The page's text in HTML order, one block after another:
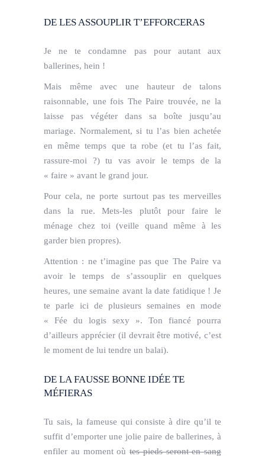
DE LES ASSOUPLIR T’EFFORCERAS
Je ne te condamne pas pour autant aux
ballerines, hein !
Mais même avec une hauteur de talons
raisonnable, une fois The Paire trouvée, ne la
laisse pas végéter dans sa boîte jusqu’au
mariage. Normalement, si tu l’as bien achetée
en même temps que ta robe (et tu l’as fait,
rassure-moi ?) tu vas avoir le temps de la
« faire » avant le grand jour.
Pour cela, ne porte surtout pas tes merveilles
dans la rue. Mets-les plutôt pour faire le
ménage chez toi (veille quand même à les
garder bien propres).
Attention : ne t’imagine pas que The Paire va
avoir le temps de s’assouplir en quelques
heures, une semaine avant la date fatidique ! Je
te parle ici de plusieurs semaines en mode
« Fée du logis sexy ». Ton fiancé pourra
d’ailleurs apprécier (il devrait être motivé,c’est
le moment de lui tendre un balai).
DE LA FAUSSE BONNE IDÉE TE
MÉFIERAS
Tu sais, la fameuse qui consiste à dire qu’il te
suffit d’emporter une jolie paire de ballerines, à
enfiler au moment où tes pieds seront en sang